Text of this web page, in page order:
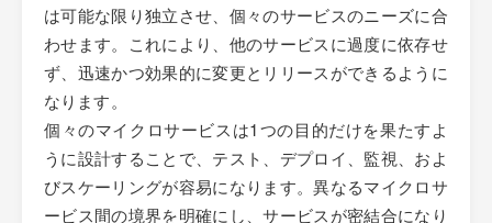
は可能な限り独立させ、個々のサービスのニーズに合
わせます。これにより、他のサービスに過度に依存せ
ず、迅速かつ効果的に変更とリリースができるように
なります。
個々のマイクロサービスは1つの目的だけを果たすよ
うに設計することで、テスト、デプロイ、監視、およ
びスケーリングが容易になります。異なるマイクロサ
ービス間の境界を明確にし、サービスが密結合になり